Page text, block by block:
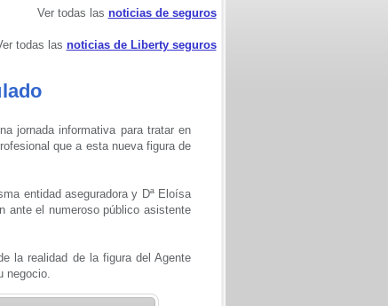
Ver todas las noticias de seguros
todas las noticias de Liberty seguros
jornada informativa para tratar en
que a esta nueva figura de
entidad aseguradora y Dª Eloísa
ante el numeroso público asistente
la realidad de la figura del Agente
negocio.